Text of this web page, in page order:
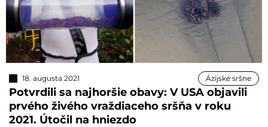
18. augusta 2021 Ázijské sršne
Potvrdili sa najhoršie obavy: V USA objavili
prvého živého vraždiaceho sršňa v roku
2021. Útočil na hniezdo